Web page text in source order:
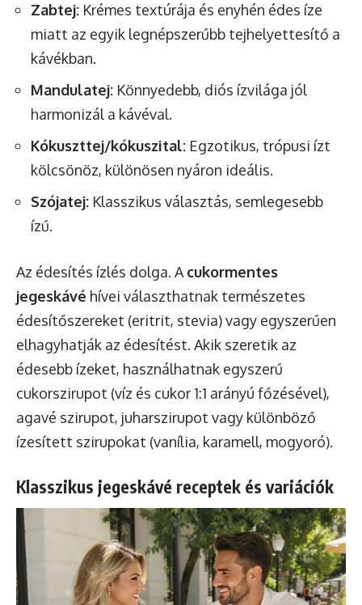
Zabtej: Krémes textúrája és enyhén édes íze
miatt az egyik legnépszerűbb tejhelyettesítő a
kávékban.
Mandulatej: Könnyedebb, diós ízvilága jól
harmonizál a kávéval.
Kókuszttej/kókuszital: Egzotikus, trópusi ízt
kölcsönöz, különösen nyáron ideális.
Szójatej: Klasszikus választás, semlegesebb
ízű.
Az édesítés ízlés dolga. A cukormentes
jegeskávé hívei választhatnak természetes
édesítőszereket (eritrit, stevia) vagy egyszerűen
elhagyhatják az édesítést. Akik szeretik az
édesebb ízeket, használhatnak egyszerű
cukorszirupot (víz és cukor 1:1 arányú főzésével),
agavé szirupot, juharszirupot vagy különböző
ízesített szirupokat (vanília, karamell, mogyoró).
Klasszikus jegeskávé receptek és variációk